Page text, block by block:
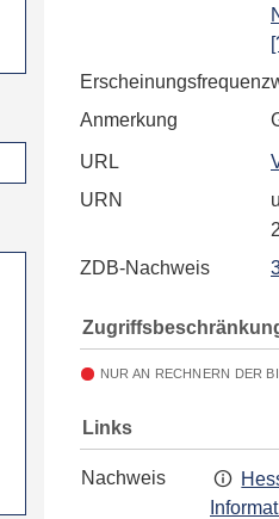
Erscheinungsfrequenz
Anmerkung
URL
URN
ZDB-Nachweis
NUR AN RECHNERN DER
Links
Nachweis